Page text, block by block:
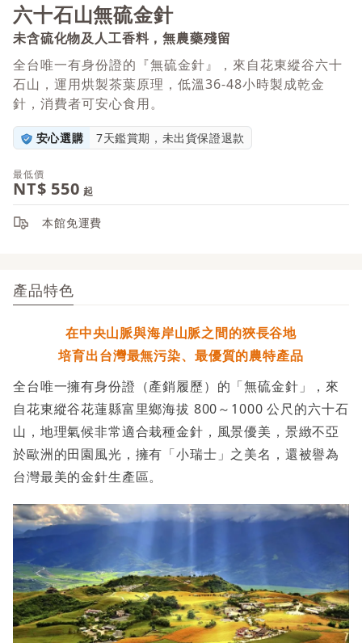
六十石山無硫金針
未含硫化物及人工香料，無農藥殘留
全台唯一有身份證的『無硫金針』，來自花東縱谷六十
石山，運用烘製茶葉原理，低溫36-48小時製成乾金
針，消費者可安心食用。
安心選購 7天鑑賞期，未出貨保證退款
最低價
NT$ 550 起
本館免運費
產品特色
在中央山脈與海岸山脈之間的狹長谷地
培育出台灣最無污染、最優質的農特產品
全台唯一擁有身份證（產銷履歷）的「無硫金針」，來
自花東縱谷花蓮縣富里鄉海拔 800～1000 公尺的六十石
山，地理氣候非常適合栽種金針，風景優美，景緻不亞
於歐洲的田園風光，擁有「小瑞士」之美名，還被譽為
台灣最美的金針生產區。